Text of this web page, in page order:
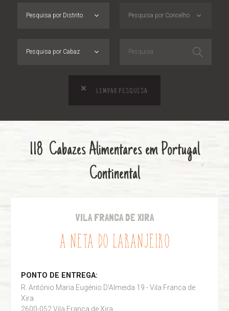
Pesquisa por Distrito Pesquisa por Concelho
Pesquisa por Cabaz
LIMPAR PESQUISA
118 Cabazes Alimentares em Portugal
Continental
VILA FRANCA DE XIRA
A NETA DO LARANJEIRO
PONTO DE ENTREGA:
R. António Maria Eugénio D'Almeida 19 - Vila Franca de
Xira
2600-052 Vila Franca de Xira